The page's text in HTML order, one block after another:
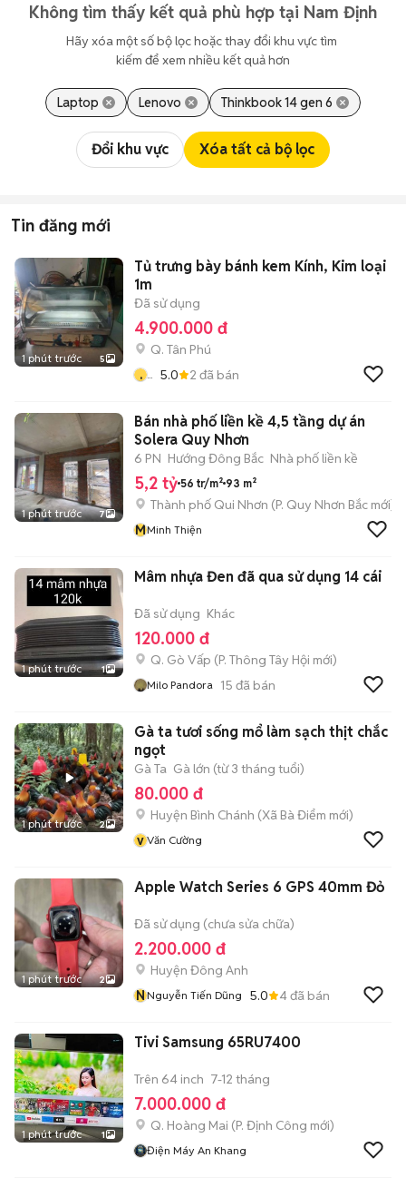
Không tìm thấy kết quả phù hợp tại Nam Định
Hãy xóa một số bộ lọc hoặc thay đổi khu vực tìm
kiếm để xem nhiều kết quả hơn
Laptop Lenovo Thinkbook 14 gen 6
Đổi khu vực Xóa tất cả bộ lọc
Tin đăng mới
1 phút trước 5
Tủ trưng bày bánh kem Kính, Kim loại
1m
Đã sử dụng
4.900.000 đ
Q. Tân Phú
. ... 5.0 2 đã bán
1 phút trước 7
Bán nhà phố liền kề 4,5 tầng dự án
Solera Quy Nhơn
6 PN Hướng Đông Bắc Nhà phố liền kề
5,2 tỷ 56 tr/m² 93 m²
Thành phố Qui Nhơn (P. Quy Nhơn Bắc mới)
MMinh Thiện
1 phút trước 1
Mâm nhựa Đen đã qua sử dụng 14 cái
Đã sử dụng Khác
120.000 đ
Q. Gò Vấp (P. Thông Tây Hội mới)
Milo Pandora 15 đã bán
1 phút trước 2
Gà ta tươi sống mổ làm sạch thịt chắc
ngọt
Gà Ta Gà lớn (từ 3 tháng tuổi)
80.000 đ
Huyện Bình Chánh (Xã Bà Điểm mới)
v Văn Cường
1 phút trước 2
Apple Watch Series 6 GPS 40mm Đỏ
Đã sử dụng (chưa sửa chữa)
2.200.000 đ
Huyện Đông Anh
NNguyễn Tiến Dũng 5.0 4đã bán
1 phút trước 1
Tivi Samsung 65RU7400
Trên 64 inch 7-12 tháng
7.000.000 đ
Q. Hoàng Mai (P. Định Công mới)
Điện Máy An Khang